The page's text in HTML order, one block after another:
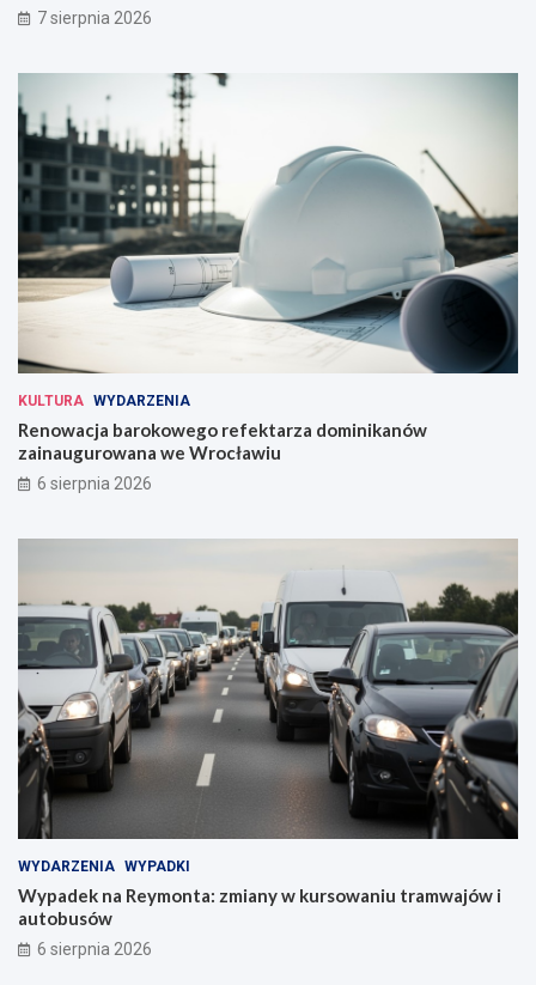
7 sierpnia 2026
KULTURA WYDARZENIA
Renowacja barokowego refektarza dominikanów
zainaugurowana we Wrocławiu
6 sierpnia 2026
WYDARZENIA WYPADKI
Wypadek na Reymonta: zmiany w kursowaniu tramwajów i
autobusów
6 sierpnia 2026